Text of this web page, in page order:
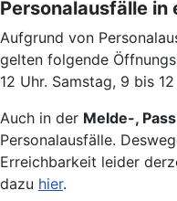
Personalausfälle in
Aufgrund von
gelten folgende
12 Uhr. Samstag, 9 bis 12
Auch in der Melde-,
Personalausfälle.
Erreichbarkeit leider
dazu hier.